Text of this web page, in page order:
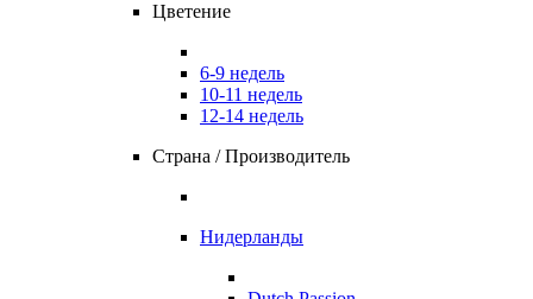
Цветение
6-9 недель
10-11 недель
12-14 недель
Страна / Производитель
Нидерланды